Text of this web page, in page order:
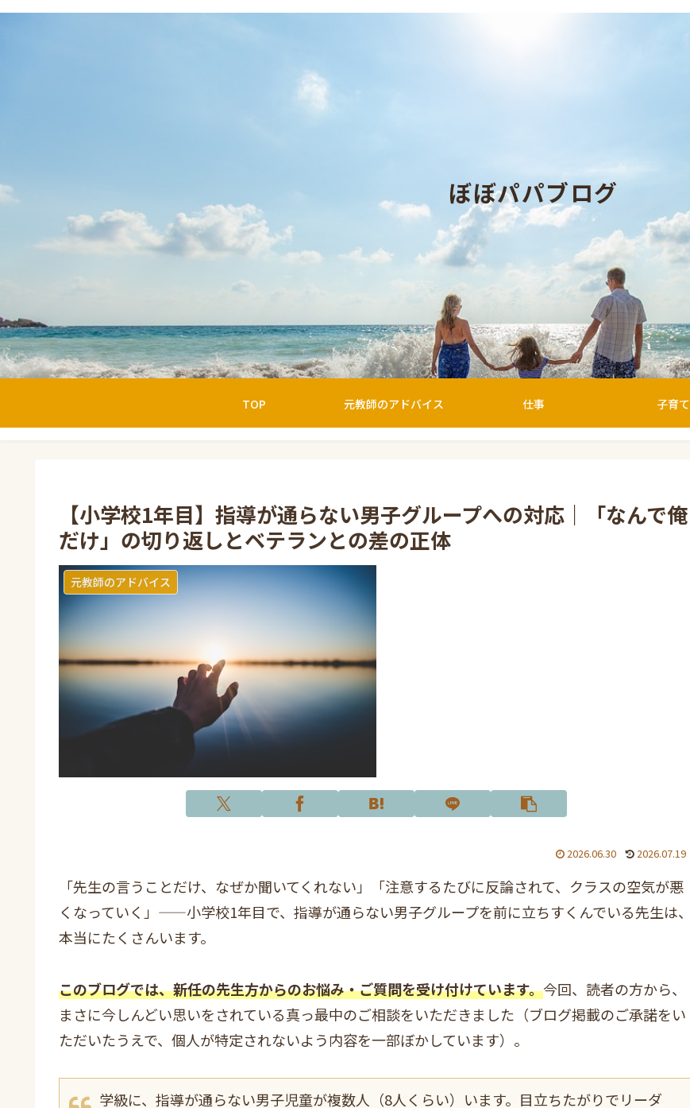
ぼぼパパブログ
TOP 元教師のアドバイス 仕事 子育て
【小学校1年目】指導が通らない男子グループへの対応｜「なんで俺
だけ」の切り返しとベテランとの差の正体
元教師のアドバイス
2026.06.30 2026.07.19
「先生の言うことだけ、なぜか聞いてくれない」「注意するたびに反論されて、クラスの空気が悪
くなっていく」——小学校1年目で、指導が通らない男子グループを前に立ちすくんでいる先生は、
本当にたくさんいます。
このブログでは、新任の先生方からのお悩み・ご質問を受け付けています。今回、読者の方から、
まさに今しんどい思いをされている真っ最中のご相談をいただきました（ブログ掲載のご承諾をい
ただいたうえで、個人が特定されないよう内容を一部ぼかしています）。
学級に、指導が通らない男子児童が複数人（8人くらい）います。目立ちたがりでリーダ